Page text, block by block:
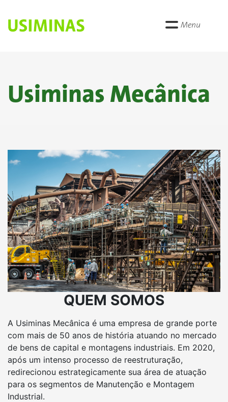
Menu
Usiminas Mecânica
QUEM SOMOS
A Usiminas Mecânica é uma empresa de grande porte
com mais de 50 anos de história atuando no mercado
de bens de capital e montagens industriais. Em 2020,
após um intenso processo de reestruturação,
redirecionou estrategicamente sua área de atuação
para os segmentos de Manutenção e Montagem
Industrial.